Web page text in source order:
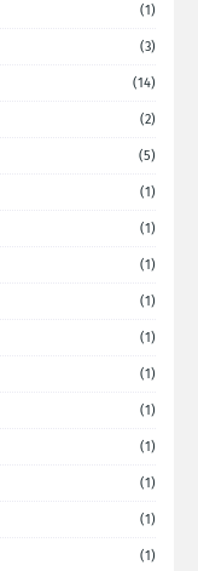
(1)
(3)
(14)
(2)
(5)
(1)
(1)
(1)
(1)
(1)
(1)
(1)
(1)
(1)
(1)
(1)